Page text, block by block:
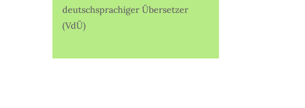
deutschsprachiger Übersetzer
(VdÜ)